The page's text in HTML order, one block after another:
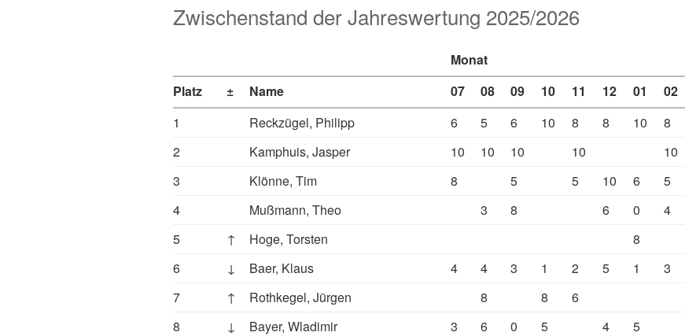
Zwischenstand der Jahreswertung 2025/2026
Monat
Platz
± Name 07 08 09 10 11 12 01 02
1
Reckzügel, Philipp 6 5 6 10 8 8 10 8
2
Kamphuis, Jasper 10 10 10 10 10
3
Klönne, Tim 8 5 5 10 6 5
4
Mußmann, Theo 3 8 6 0 4
5
↑ Hoge, Torsten 8
6
↓ Baer, Klaus 4 4 3 1 2 5 1 3
7
↑ Rothkegel, Jürgen 8 8 6
8
↓ Bayer, Wladimir 3 6 0 5 4 5